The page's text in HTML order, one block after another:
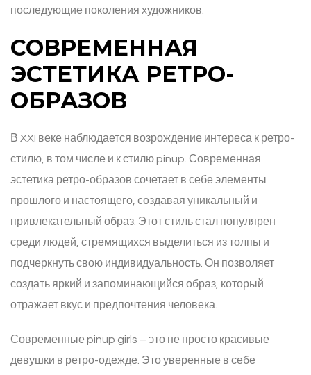
последующие поколения художников.
СОВРЕМЕННАЯ
ЭСТЕТИКА РЕТРО-
ОБРАЗОВ
В XXI веке наблюдается возрождение интереса к ретро-
стилю, в том числе и к стилю pinup. Современная
эстетика ретро-образов сочетает в себе элементы
прошлого и настоящего, создавая уникальный и
привлекательный образ. Этот стиль стал популярен
среди людей, стремящихся выделиться из толпы и
подчеркнуть свою индивидуальность. Он позволяет
создать яркий и запоминающийся образ, который
отражает вкус и предпочтения человека.
Современные pinup girls – это не просто красивые
девушки в ретро-одежде. Это уверенные в себе